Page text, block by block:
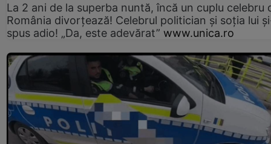
La 2 ani de la superba nuntă, încă un cuplu celebru
România divorțează! Celebrul politician și soția lui
spus adio! „Da, este adevărat” www.unica.ro